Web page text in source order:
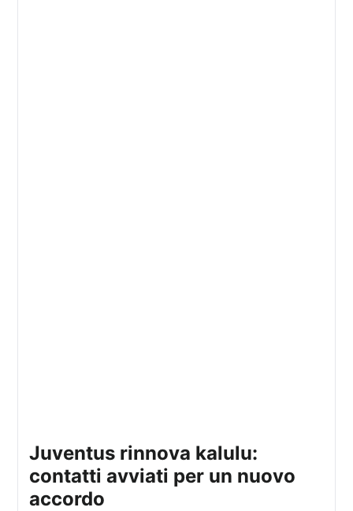
juventus rinnova kalulu:
contatti avviati per un nuovo
accordo